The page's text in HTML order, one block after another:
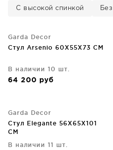
С высокой спинкой
Garda Decor
Стул Arsenio 60X55X73 CM
В наличии 10 шт.
64 200 руб
Garda Decor
Стул Elegante 56X65X101
CM
В наличии 11 шт.